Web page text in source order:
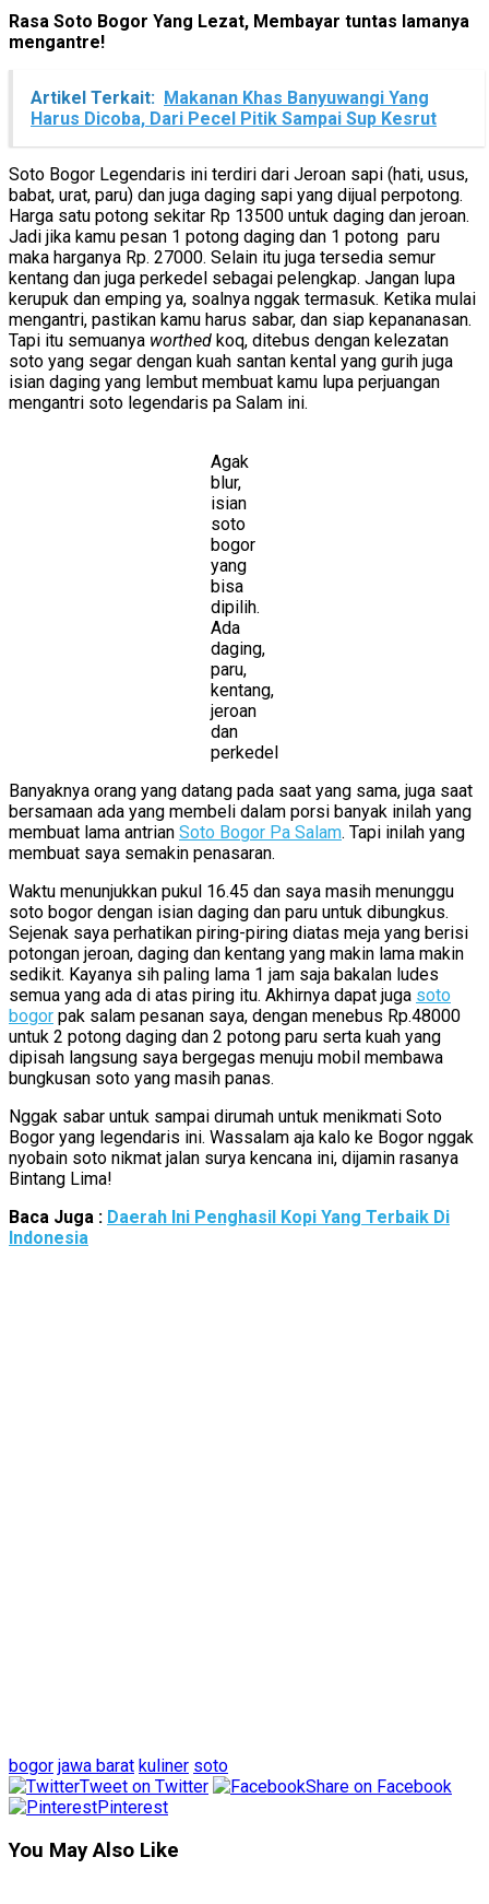
Rasa Soto Bogor Yang Lezat, Membayar tuntas lamanya
mengantre!
Artikel Terkait: Makanan Khas Banyuwangi Yang
Harus Dicoba, Dari Pecel Pitik Sampai Sup Kesrut
Soto Bogor Legendaris ini terdiri dari Jeroan sapi (hati, usus,
babat, urat, paru) dan juga daging sapi yang dijual perpotong.
Harga satu potong sekitar Rp 13500 untuk daging dan jeroan.
Jadi jika kamu pesan 1 potong daging dan 1 potong paru
maka harganya Rp. 27000. Selain itu juga tersedia semur
kentang dan juga perkedel sebagai pelengkap. Jangan lupa
kerupuk dan emping ya, soalnya nggak termasuk. Ketika mulai
mengantri, pastikan kamu harus sabar, dan siap kepananasan.
Tapi itu semuanya worthed koq, ditebus dengan kelezatan
soto yang segar dengan kuah santan kental yang gurih juga
isian daging yang lembut membuat kamu lupa perjuangan
mengantri soto legendaris pa Salam ini.
Agak
blur,
isian
soto
bogor
yang
bisa
dipilih.
Ada
daging,
paru,
kentang,
jeroan
dan
perkedel
Banyaknya orang yang datang pada saat yang sama, juga saat
bersamaan ada yang membeli dalam porsi banyak inilah yang
membuat lama antrian Soto Bogor Pa Salam. Tapi inilah yang
membuat saya semakin penasaran.
Waktu menunjukkan pukul 16.45 dan saya masih menunggu
soto bogor dengan isian daging dan paru untuk dibungkus.
Sejenak saya perhatikan piring-piring diatas meja yang berisi
potongan jeroan, daging dan kentang yang makin lama makin
sedikit. Kayanya sih paling lama 1 jam saja bakalan ludes
semua yang ada di atas piring itu. Akhirnya dapat juga soto
bogor pak salam pesanan saya, dengan menebus Rp.48000
untuk 2 potong daging dan 2 potong paru serta kuah yang
dipisah langsung saya bergegas menuju mobil membawa
bungkusan soto yang masih panas.
Nggak sabar untuk sampai dirumah untuk menikmati Soto
Bogor yang legendaris ini. Wassalam aja kalo ke Bogor nggak
nyobain soto nikmat jalan surya kencana ini, dijamin rasanya
Bintang Lima!
Baca Juga : Daerah Ini Penghasil Kopi Yang Terbaik Di
Indonesia
bogor jawa barat kuliner soto
Tweet on Twitter
Share on Facebook
Pinterest
You May Also Like